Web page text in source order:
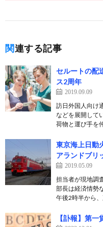
関連する記事
セルートの配
ス2周年
2019.09.09
訪日外国人向け
などを展開して
荷物と運び手を
東京海上日動
アランドブリ
2019.05.09
担当者が現地調
部長は経済情勢
午後2時半から
【訃報】第